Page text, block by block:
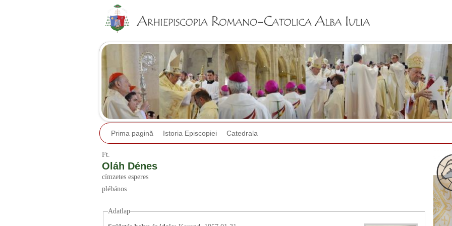
Prima pagină Istoria Episcopiei Catedrala
Ft.
Oláh Dénes
címzetes esperes
plébános
Adatlap